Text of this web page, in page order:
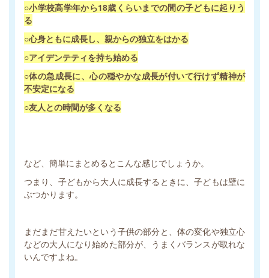
○小学校高学年から18歳くらいまでの間の子どもに起りう
る
○心身ともに成長し、親からの独立をはかる
○アイデンテティを持ち始める
○体の急成長に、心の穏やかな成長が付いて行けず精神が
不安定になる
○友人との時間が多くなる
など、簡単にまとめるとこんな感じでしょうか。
つまり、子どもから大人に成長するときに、子どもは壁に
ぶつかります。
まだまだ甘えたいという子供の部分と、体の変化や独立心
などの大人になり始めた部分が、うまくバランスが取れな
いんですよね。